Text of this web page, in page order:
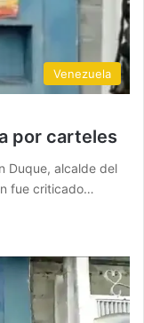
Venezuela
por carteles
Duque, alcalde del
fue criticado…